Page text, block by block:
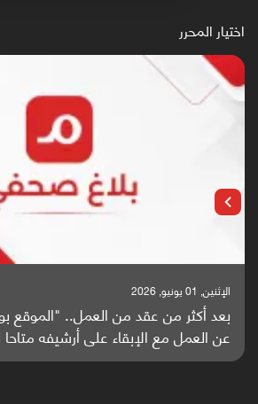
اختيار المحرر
الإثنين, 25 مايو, 2026
باحثون من اليمن يدخلون سباق أبحاث
واعدة منشورة عالميا (ترجمة)